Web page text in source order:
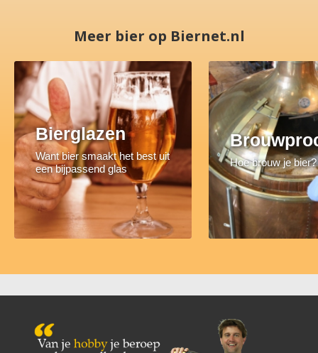
Meer bier op Biernet.nl
Bierglazen
Want bier smaakt het best uit
een bijpassend glas
Hoe brouw je bier?